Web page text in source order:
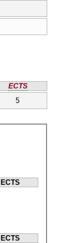
ECTS
5
ECTS
ECTS